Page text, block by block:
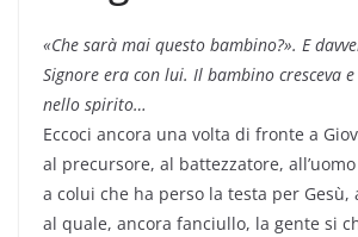
«Che sarà mai questo bambino?». E
Signore era con lui. Il bambino cresceva
nello spirito…
Eccoci ancora una volta di fronte a
al precursore, al battezzatore,
a colui che ha perso la testa per
al quale, ancora fanciullo, la gente si